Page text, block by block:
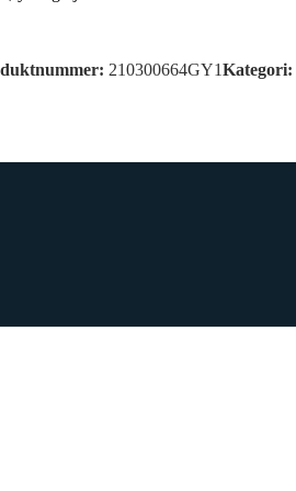
210300664GY1Kategori: